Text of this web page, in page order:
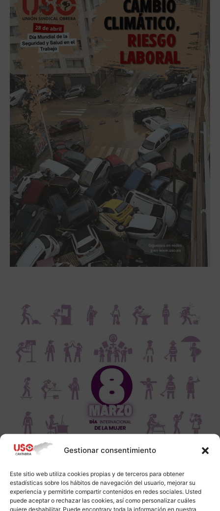
Gestionar consentimiento
Este sitio web utiliza cookies propias y de terceros para obtener
estadísticas sobre los hábitos de navegación del usuario, mejorar su
experiencia y permitirle compartir contenidos en redes sociales. Usted
puede aceptar o rechazar las cookies, así como personalizar cuáles
quiere deshabilitar. Puede encontrarv toda la información en nuestra